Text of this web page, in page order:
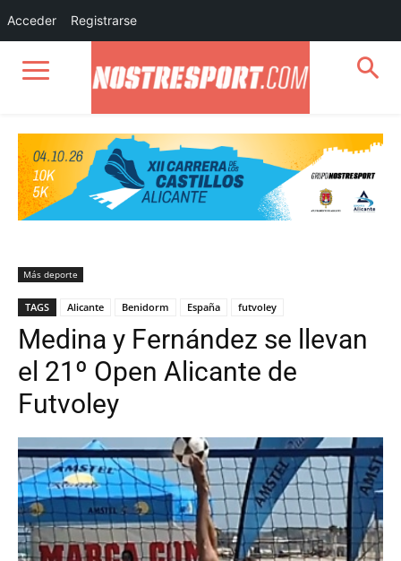
Más deporte
TAGS Alicante Benidorm España futvoley
Medina y Fernández se llevan
el 21º Open Alicante de
Futvoley
Acceder Registrarse